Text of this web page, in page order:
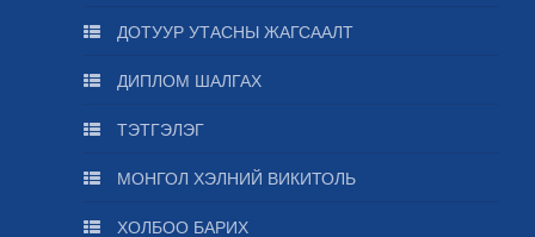
ДОТУУР УТАСНЫ ЖАГСААЛТ
ДИПЛОМ ШАЛГАХ
ТЭТГЭЛЭГ
МОНГОЛ ХЭЛНИЙ ВИКИТОЛЬ
ХОЛБОО БАРИХ